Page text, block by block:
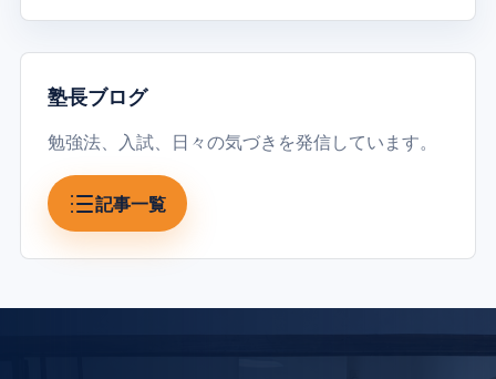
塾長ブログ
勉強法、入試、日々の気づきを発信しています。
記事一覧